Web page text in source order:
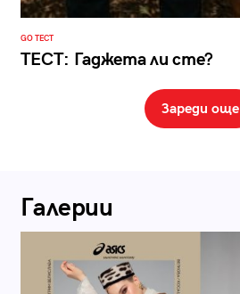
GO ТЕСТ
ТЕСТ: Гаджета ли сте?
Зареди още
Галерии